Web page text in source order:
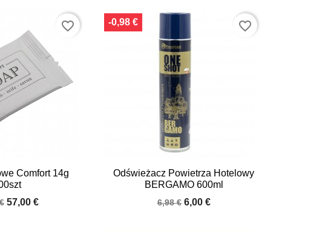
Comfort 14g
57,00 €
view
favorite_border
Odświeżacz Powietrza Hotelowy
BERGAMO 600ml
6,98 € 6,00 €
-0,98 €
Quick view
favorite_border